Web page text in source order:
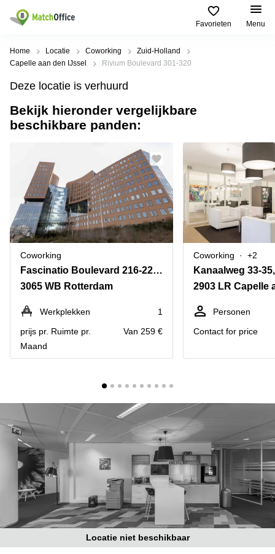
Favorieten Menu
Huren / Verhuren
Productpagina's
Kantoorruimten
Business
Flexplekken
Coworking
Spaces
Vergaderruimten
Virtueel
Kantoor
Bedrijfsruimte
Populaire
Steden
Alkmaar
Amsterdam
Westpoort
Bergen
op
Zoom
Amersfoort
Breda
Hengelo
Hilversum
Hoofddorp
Deventer
Tilburg
Zwolle
Amsterdam
Westpoort
Populaire
zoekopdrachten
Kantoorruimte
in Breda
huren
Bergen
op
Zoom
Kantoor
huren
Tiel
Kantoor
huren
Reeuwijk
Business
Arnhem
Business
center
Hilversum
Business
center
Den
Haag
Coworking
space
Breda
Coworking
Help
Over ons
Huurprijs
Log in
Home Locatie Coworking
Zuid-Holland
Capelle aan den IJssel
Rivium Boulevard 301-320
Deze locatie is verhuurd
Bekijk hieronder vergelijkbare
beschikbare panden:
Coworking
Fascinatio Boulevard 216-220,Rotterdam The Mark
3065 WB Rotterdam
Werkplekken
1
prijs pr. Ruimte pr.
Maand
Van 259 €
Coworking +2
Personen
Contact for price
Locatie niet beschikbaar